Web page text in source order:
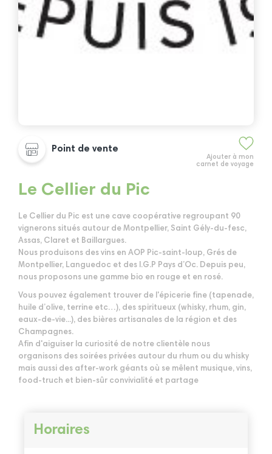
Ajouter à mon
carnet de voyage
Point de vente
Le Cellier du Pic
Le Cellier du Pic est une cave coopérative regroupant 90
vignerons situés autour de Montpellier, Saint Gély-du-fesc,
Assas, Claret et Baillargues.
Nous produisons des vins en AOP Pic-saint-loup, Grés de
Montpellier, Languedoc et des I.G.P Pays d’Oc. Depuis peu,
nous proposons une gamme bio en rouge et en rosé.
Vous pouvez également trouver de l'épicerie fine (tapenade,
huile d’olive, terrine etc…), des spiritueux (whisky, rhum, gin,
eaux-de-vie...), des bières artisanales de la région et des
Champagnes.
Afin d'aiguiser la curiosité de notre clientèle nous
organisons des soirées privées autour du rhum ou du whisky
mais aussi des after-work géants où se mêlent musique, vins,
food-truch et bien-sûr convivialité et partage
Horaires